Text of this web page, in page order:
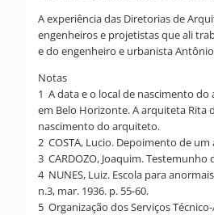
A experiência das Diretorias de
engenheiros e projetistas que ali
e do engenheiro e urbanista
Notas
1 A data e o local de nascimento
em Belo Horizonte. A arquiteta Rita
nascimento do arquiteto.
2 COSTA, Lucio. Depoimento de
3 CARDOZO, Joaquim. Testemunho
4 NUNES, Luiz. Escola para
n.3, mar. 1936. p. 55-60.
5 Organização dos Serviços